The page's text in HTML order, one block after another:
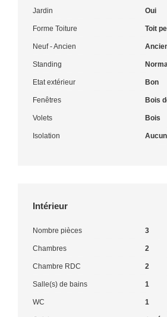
Jardin Oui
Forme Toiture Toit
Neuf - Ancien
Standing
Etat extérieur Bon
Fenêtres Bois
Volets Bois
Isolation
Intérieur
Nombre pièces 3
Chambres 2
Chambre RDC 2
Salle(s) de bains 1
WC 1